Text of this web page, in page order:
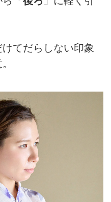
てだらしない印象